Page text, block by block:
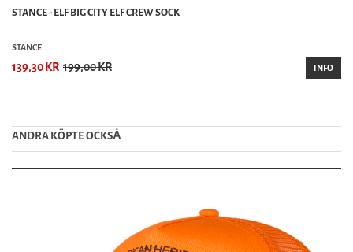
STANCE - ELF BIG CITY ELF CREW SOCK
STANCE
139,30 KR 199,00 KR INFO
ANDRA KÖPTE OCKSȦ